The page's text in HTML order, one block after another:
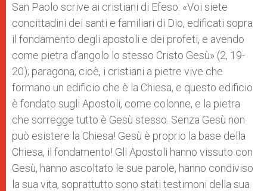
San Paolo scrive ai cristiani di Efeso: «Voi siete
concittadini dei santi e familiari di Dio, edificati sopra
il fondamento degli apostoli e dei profeti, e avendo
come pietra d’angolo lo stesso Cristo Gesù» (2, 19-
20); paragona, cioè, i cristiani a pietre vive che
formano un edificio che è la Chiesa, e questo edificio
è fondato sugli Apostoli, come colonne, e la pietra
che sorregge tutto è Gesù stesso. Senza Gesù non
può esistere la Chiesa! Gesù è proprio la base della
Chiesa, il fondamento! Gli Apostoli hanno vissuto con
Gesù, hanno ascoltato le sue parole, hanno condiviso
la sua vita, soprattutto sono stati testimoni della sua